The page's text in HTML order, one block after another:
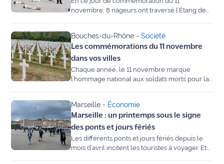
Culture
Économie
Éducation
Emploi
Environnement
Info
route
Justice
blessés de guerre
novembre, 8 nageurs ont traversé l’Étang de
Bouches-du-Rhône -Société
Les commémorations du 11 novembre
dans vos villes
Chaque année, le 11 novembre marque
l’hommage national aux soldats morts pour la
l’occasion de se souvenir, de se recueillir et de
transmettre la mémoire aux générations
futures à travers des cérémonies et des
défilés.
Marseille - Économie
Marseille : un printemps sous le signe
des ponts et jours fériés
Les différents ponts et jours fériés depuis le
mois d’avril incitent les touristes à voyager. Et